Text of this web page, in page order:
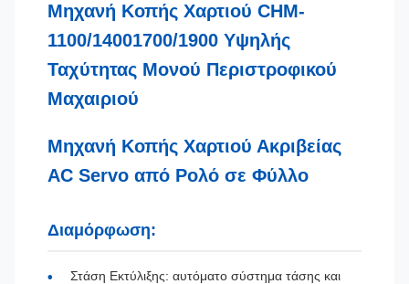
Μηχανή Κοπής Χαρτιού CHM-
1100/14001700/1900 Υψηλής
Ταχύτητας Μονού Περιστροφικού
Μαχαιριού
Μηχανή Κοπής Χαρτιού Ακριβείας
AC Servo από Ρολό σε Φύλλο
Διαμόρφωση:
Στάση Εκτύλιξης: αυτόματο σύστημα τάσης και